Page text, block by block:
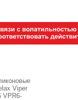
Viper
VPR6-